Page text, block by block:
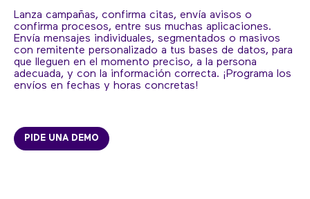
Lanza campañas, confirma citas, envía avisos o
confirma procesos, entre sus muchas aplicaciones.
Envía mensajes individuales, segmentados o masivos
con remitente personalizado a tus bases de datos, para
que lleguen en el momento preciso, a la persona
adecuada, y con la información correcta. ¡Programa los
envíos en fechas y horas concretas!
PIDE UNA DEMO